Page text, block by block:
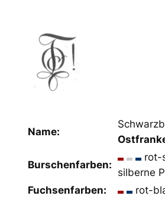
Name:
Burschenfarben:
rot-
silberne
Fuchsenfarben:
rot-